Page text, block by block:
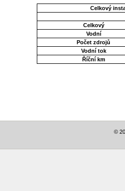
Celkový
Celkový
Vodní
Počet zdrojů
Vodní tok
Říční km
©